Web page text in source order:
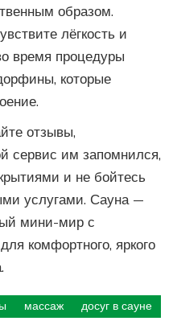
образом.
лёгкость и
время процедуры
которые
отзывы,
сервис им запомнился,
и не бойтесь
услугами. Сауна —
мини-мир с
комфортного, яркого
массаж
досуг в сауне